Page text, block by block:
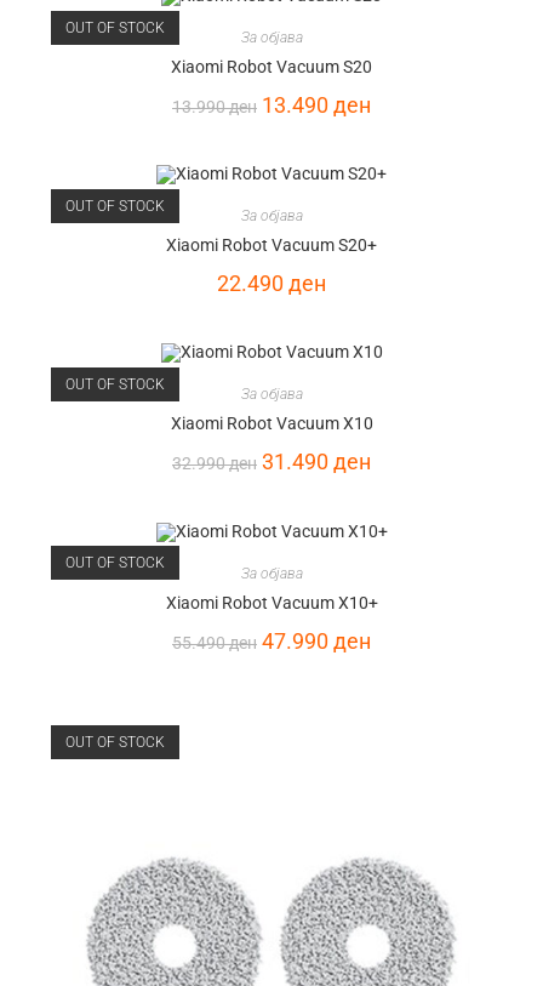
OUT OF STOCK
За објава
Xiaomi Robot Vacuum S20
13.990ден 13.490ден
OUT OF STOCK
За објава
Xiaomi Robot Vacuum S20+
22.490ден
OUT OF STOCK
За објава
Xiaomi Robot Vacuum X10
32.990ден 31.490ден
OUT OF STOCK
За објава
Xiaomi Robot Vacuum X10+
55.490ден 47.990ден
OUT OF STOCK